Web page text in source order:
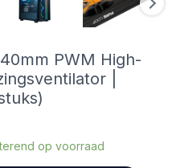
PWM High-
|
op voorraad